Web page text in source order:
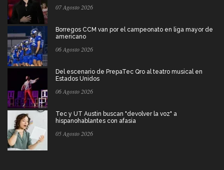
07 Agosto 2026
Borregos CCM van por el campeonato en liga mayor de
americano
06 Agosto 2026
Del escenario de PrepaTec Qro al teatro musical en
Estados Unidos
06 Agosto 2026
Tec y UT Austin buscan "devolver la voz" a
hispanohablantes con afasia
05 Agosto 2026